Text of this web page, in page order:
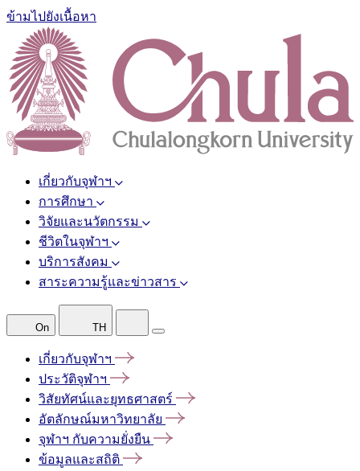
ข้ามไปยังเนื้อหา
เกี่ยวกับจุฬาฯ
การศึกษา
วิจัยและนวัตกรรม
ชีวิตในจุฬาฯ
บริการสังคม
สาระความรู้และข่าวสาร
On TH
เกี่ยวกับจุฬาฯ
ประวัติจุฬาฯ
วิสัยทัศน์และยุทธศาสตร์
อัตลักษณ์มหาวิทยาลัย
จุฬาฯ กับความยั่งยืน
ข้อมูลและสถิติ